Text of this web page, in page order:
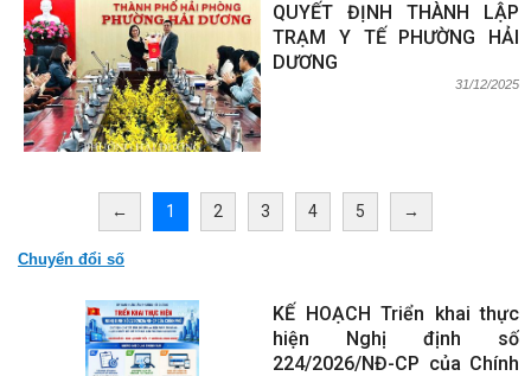
QUYẾT ĐỊNH THÀNH LẬP
TRẠM Y TẾ PHƯỜNG HẢI
DƯƠNG
31/12/2025
← 1 2 3 4 5 →
Chuyển đổi số
KẾ HOẠCH Triển khai thực
hiện Nghị định số
224/2026/NĐ-CP của Chính